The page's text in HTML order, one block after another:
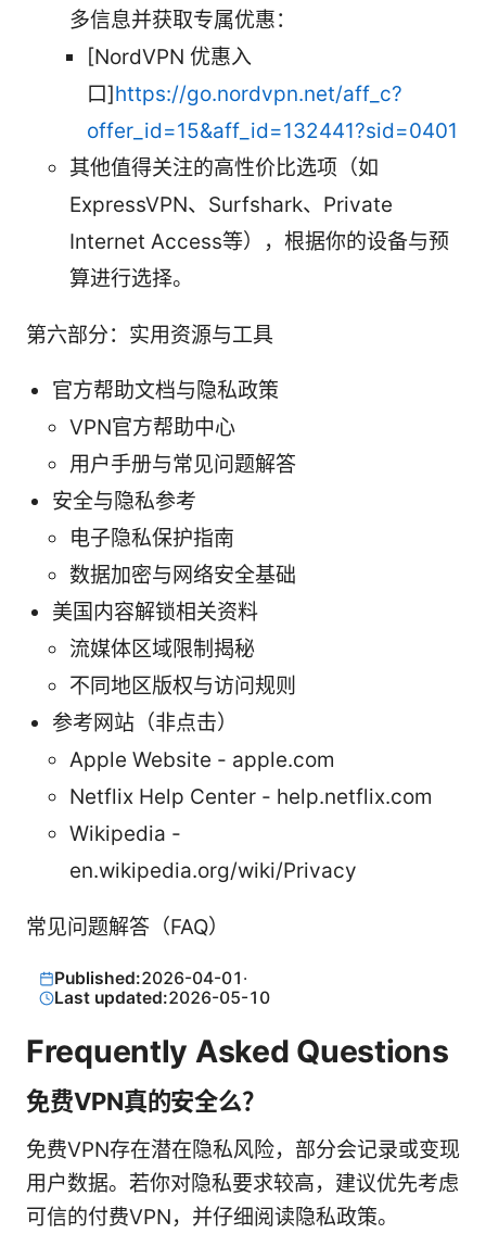
多信息并获取专属优惠：
[NordVPN 优惠入
口]https://go.nordvpn.net/aff_c?
offer_id=15&aff_id=132441?sid=0401
其他值得关注的高性价比选项（如
ExpressVPN、Surfshark、Private
Internet Access等），根据你的设备与预
算进行选择。
第六部分：实用资源与工具
官方帮助文档与隐私政策
VPN官方帮助中心
用户手册与常见问题解答
安全与隐私参考
电子隐私保护指南
数据加密与网络安全基础
美国内容解锁相关资料
流媒体区域限制揭秘
不同地区版权与访问规则
参考网站（非点击）
Apple Website - apple.com
Netflix Help Center - help.netflix.com
Wikipedia -
en.wikipedia.org/wiki/Privacy
常见问题解答（FAQ）
Published:2026-04-01 ·
Last updated:2026-05-10
Frequently Asked Questions
免费VPN真的安全么？
免费VPN存在潜在隐私风险，部分会记录或变现
用户数据。若你对隐私要求较高，建议优先考虑
可信的付费VPN，并仔细阅读隐私政策。